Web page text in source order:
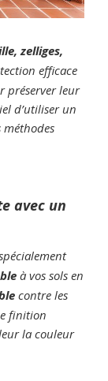
zelliges,
efficace
préserver leur
d’utiliser un
méthodes
avec un
à vos sols en
contre les
finition
la couleur